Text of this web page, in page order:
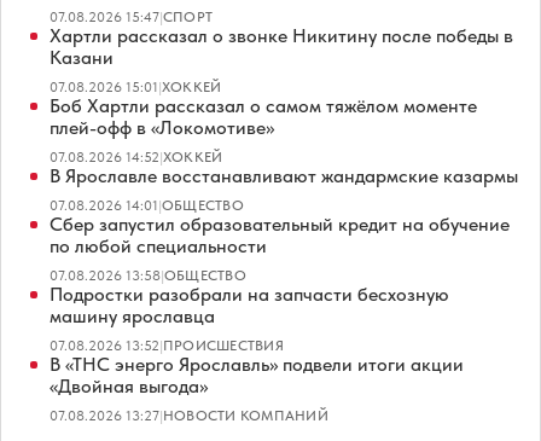
07.08.2026 15:47|СПОРТ
Хартли рассказал о звонке Никитину после победы в
Казани
07.08.2026 15:01|ХОККЕЙ
Боб Хартли рассказал о самом тяжёлом моменте
плей-офф в «Локомотиве»
07.08.2026 14:52|ХОККЕЙ
В Ярославле восстанавливают жандармские казармы
07.08.2026 14:01|ОБЩЕСТВО
Сбер запустил образовательный кредит на обучение
по любой специальности
07.08.2026 13:58|ОБЩЕСТВО
Подростки разобрали на запчасти бесхозную
машину ярославца
07.08.2026 13:52|ПРОИСШЕСТВИЯ
В «ТНС энерго Ярославль» подвели итоги акции
«Двойная выгода»
07.08.2026 13:27|НОВОСТИ КОМПАНИЙ